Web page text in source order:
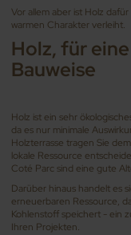
Vor allem aber ist Holz
warmen Charakter verleiht.
Holz, für
Bauweise
Holz ist ein sehr
da es nur minimale
Holzterrasse tragen Sie
lokale Ressource
Coté Parc sind eine gute
Darüber hinaus handelt es
erneuerbaren Ressource,
Kohlenstoff speichert - ein
Ihren Projekten.